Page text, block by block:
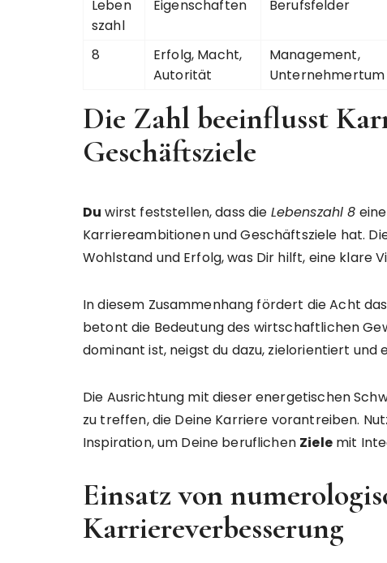
Leben
szahl
Eigenschaften Berufsfelder
8
Erfolg, Macht,
Autorität
Management,
Unternehmertum
Die Zahl beeinflusst
Geschäftsziele
Du wirst feststellen, dass die Lebenszahl 8
Karriereambitionen und Geschäftsziele hat.
Wohlstand und Erfolg, was Dir hilft, eine klare
In diesem Zusammenhang fördert die Acht
betont die Bedeutung des wirtschaftlichen
dominant ist, neigst du dazu, zielorientiert und
Die Ausrichtung mit dieser energetischen
zu treffen, die Deine Karriere vorantreiben.
Inspiration, um Deine beruflichen Zielemit
Einsatz von
Karriereverbesserung